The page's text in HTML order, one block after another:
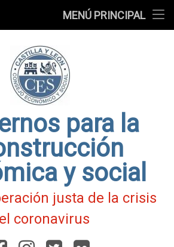
MENÚ PRINCIPAL
para la
y social
justa de la crisis
coronavirus